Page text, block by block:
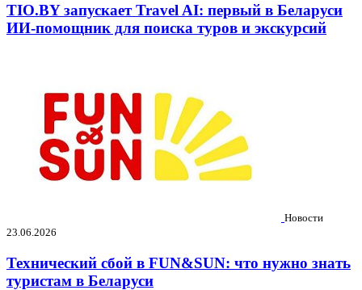
TIO.BY запускает Travel AI: первый в Беларуси
ИИ-помощник для поиска туров и экскурсий
Новости
23.06.2026
Технический сбой в FUN&SUN: что нужно знать
туристам в Беларуси